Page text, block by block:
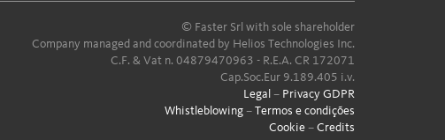
© Faster Srl with sole shareholder
Company managed and coordinated by Helios Technologies Inc.
C.F. & Vat n. 04879470963 - R.E.A. CR 172071
Cap.Soc.Eur 9.189.405 i.v.
Legal – Privacy GDPR
Whistleblowing – Termos e condições
Cookie – Credits